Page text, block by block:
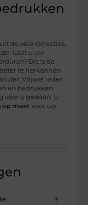
de vele collecties,
Laat u uw
Dit is de
te herkennen
Vrijwel ieder
en bedrukken
u gedaan. U
op maat voor uw
▼